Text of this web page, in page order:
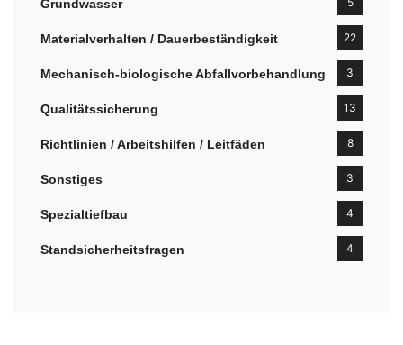
Grundwasser
Materialverhalten / Dauerbeständigkeit 22
Mechanisch-biologische Abfallvorbehandlung 3
Qualitätssicherung 13
Richtlinien / Arbeitshilfen / Leitfäden 8
Sonstiges 3
Spezialtiefbau 4
Standsicherheitsfragen 4